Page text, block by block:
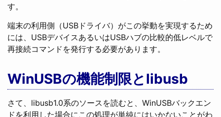
す。
端末の利用側（USBドライバ）がこの挙動を実現するため
には、USBデバイスあるいはUSBハブの比較的低レベルで
再接続コマンドを発行する必要があります。
WinUSBの機能制限とlibusb
さて、libusb1.0系のソースを読むと、WinUSBバックエン
ドを利用した場合にこの処理が単純にはいかないことがわ